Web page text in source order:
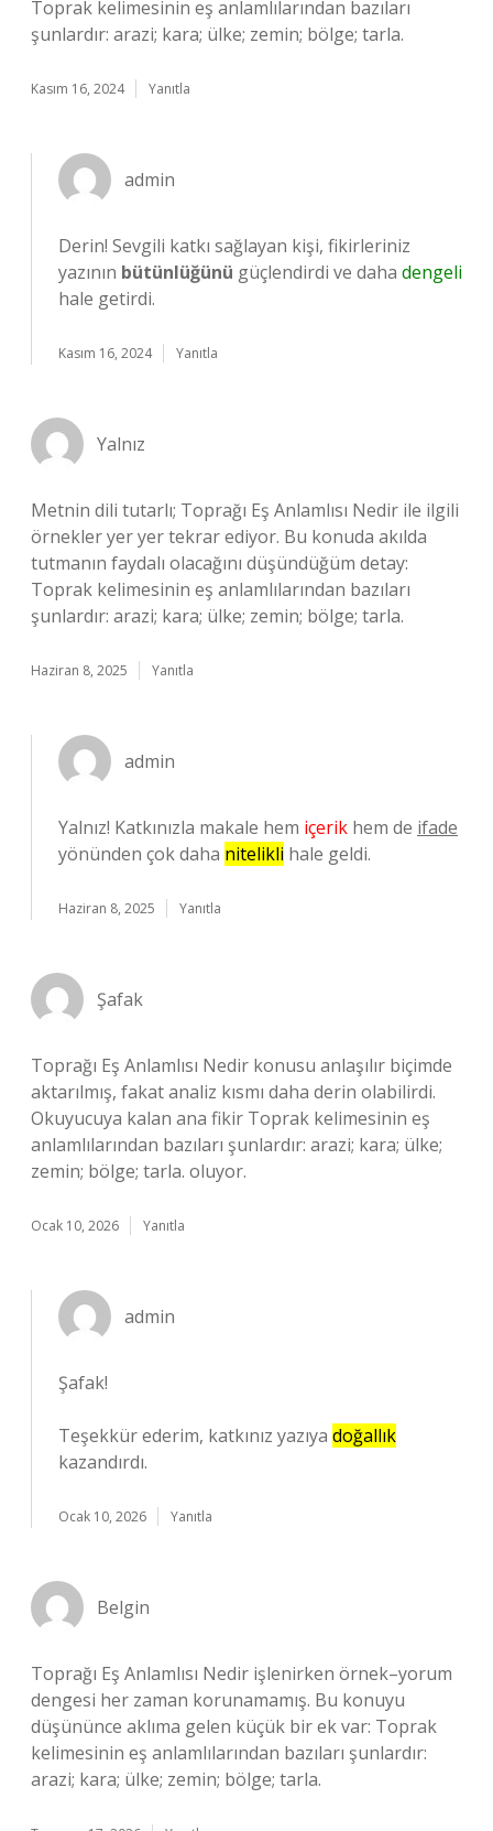
Toprak kelimesinin eş anlamlılarından bazıları
şunlardır: arazi; kara; ülke; zemin; bölge; tarla.
Kasım 16, 2024 Yanıtla
admin
Derin! Sevgili katkı sağlayan kişi, fikirleriniz
yazının bütünlüğünü güçlendirdi ve daha dengeli
hale getirdi.
Kasım 16, 2024 Yanıtla
Yalnız
Metnin dili tutarlı; Toprağı Eş Anlamlısı Nedir ile ilgili
örnekler yer yer tekrar ediyor. Bu konuda akılda
tutmanın faydalı olacağını düşündüğüm detay:
Toprak kelimesinin eş anlamlılarından bazıları
şunlardır: arazi; kara; ülke; zemin; bölge; tarla.
Haziran 8, 2025 Yanıtla
admin
Yalnız! Katkınızla makale hem içerik hem de ifade
yönünden çok daha nitelikli hale geldi.
Haziran 8, 2025 Yanıtla
Şafak
Toprağı Eş Anlamlısı Nedir konusu anlaşılır biçimde
aktarılmış, fakat analiz kısmı daha derin olabilirdi.
Okuyucuya kalan ana fikir Toprak kelimesinin eş
anlamlılarından bazıları şunlardır: arazi; kara; ülke;
zemin; bölge; tarla. oluyor.
Ocak 10, 2026 Yanıtla
admin
Şafak!
Teşekkür ederim, katkınız yazıya doğallık
kazandırdı.
Ocak 10, 2026 Yanıtla
Belgin
Toprağı Eş Anlamlısı Nedir işlenirken örnek–yorum
dengesi her zaman korunamamış. Bu konuyu
düşününce aklıma gelen küçük bir ek var: Toprak
kelimesinin eş anlamlılarından bazıları şunlardır:
arazi; kara; ülke; zemin; bölge; tarla.